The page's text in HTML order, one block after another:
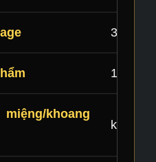
3 cấp
148 ×
khoang
khoảng